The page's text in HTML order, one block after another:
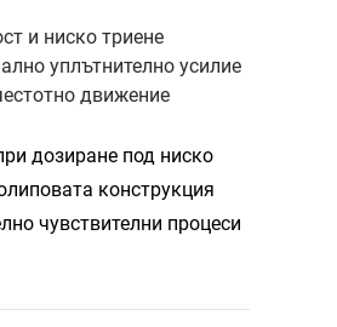
и ниско триене
уплътнително усилие
движение
дозиране под ниско
конструкция
чувствителни процеси